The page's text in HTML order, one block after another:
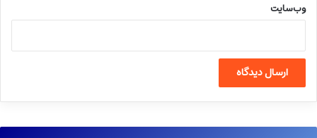
وب‌سایت